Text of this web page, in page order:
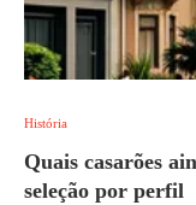
História
Quais casarões
seleção por perfil